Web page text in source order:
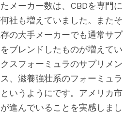
メーカー数は、CBDを専門に
社も増えていました。またそ
の大手メーカーでも通常サプ
ブレンドしたものが増えてい
スフォーミュラのサプリメン
、滋養強壮系のフォーミュラ
いうようにです。アメリカ市
進んでいることを実感しまし